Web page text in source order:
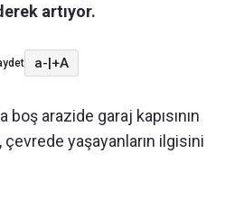
artıyor.
a-|+A
boş arazide garaj kapısının
çevrede yaşayanların ilgisini